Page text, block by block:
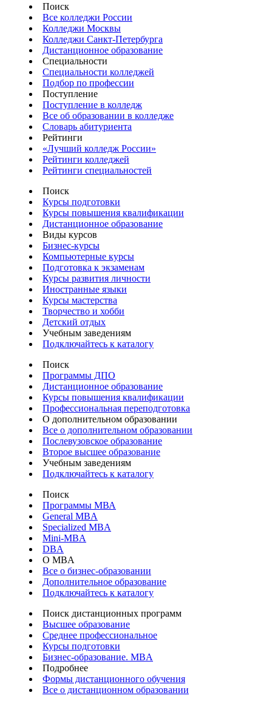
Поиск
Все колледжи России
Колледжи Москвы
Колледжи Санкт-Петербурга
Дистанционное образование
Специальности
Специальности колледжей
Подбор по профессии
Поступление
Поступление в колледж
Все об образовании в колледже
Словарь абитуриента
Рейтинги
«Лучший колледж России»
Рейтинги колледжей
Рейтинги специальностей
Поиск
Курсы подготовки
Курсы повышения квалификации
Дистанционное образование
Виды курсов
Бизнес-курсы
Компьютерные курсы
Подготовка к экзаменам
Курсы развития личности
Иностранные языки
Курсы мастерства
Творчество и хобби
Детский отдых
Учебным заведениям
Подключайтесь к каталогу
Поиск
Программы ДПО
Дистанционное образование
Курсы повышения квалификации
Профессиональная переподготовка
О дополнительном образовании
Все о дополнительном образовании
Послевузовское образование
Второе высшее образование
Учебным заведениям
Подключайтесь к каталогу
Поиск
Программы МВА
General MBA
Specialized MBA
Mini-MBA
DBA
О MBA
Все о бизнес-образовании
Дополнительное образование
Подключайтесь к каталогу
Поиск дистанционных программ
Высшее образование
Среднее профессиональное
Курсы подготовки
Бизнес-образование. MBA
Подробнее
Формы дистанционного обучения
Все о дистанционном образовании